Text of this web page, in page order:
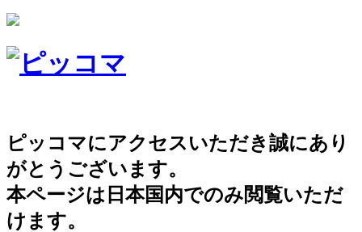
ピッコマにアクセスいただき誠にあり
がとうございます。
本ページは日本国内でのみ閲覧いただ
けます。